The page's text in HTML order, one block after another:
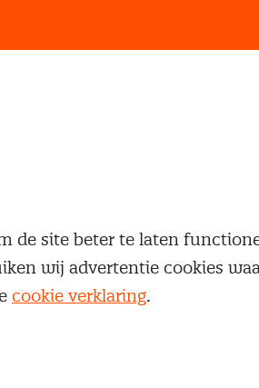
Inloggen
de site beter te laten
wij advertentie cookies
cookie verklaring.